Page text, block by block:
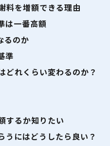
料を増額できる理由
は一番高額
るのか
準
どれくらい変わるのか？
するか知りたい
うにはどうしたら良い？